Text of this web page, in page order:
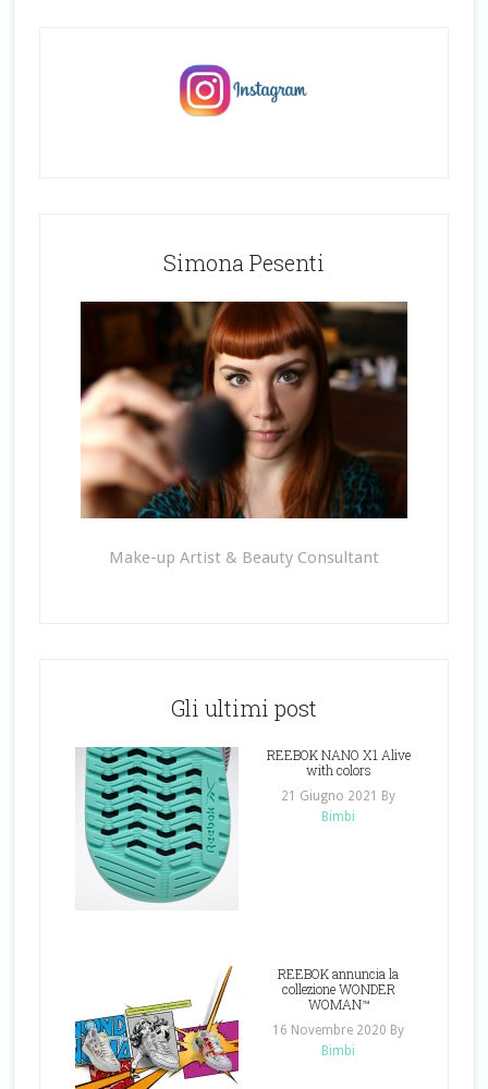
Simona Pesenti
Make-up Artist & Beauty Consultant
Gli ultimi post
REEBOK NANO X1 Alive
with colors
21 Giugno 2021 By
Bimbi
REEBOK annuncia la
collezione WONDER
WOMAN™
16 Novembre 2020 By
Bimbi